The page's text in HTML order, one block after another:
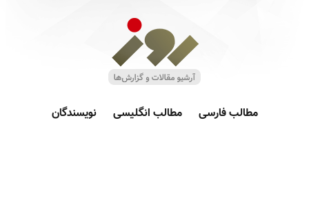
مطالب فارسی مطالب انگلیسی نویسندگان